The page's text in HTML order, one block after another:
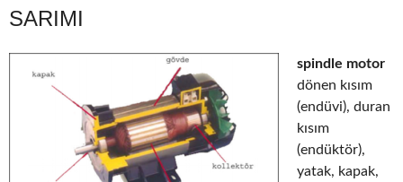
SARIMI
spindle motor
dönen kısım
(endüvi), duran
kısım
(endüktör),
yatak, kapak,